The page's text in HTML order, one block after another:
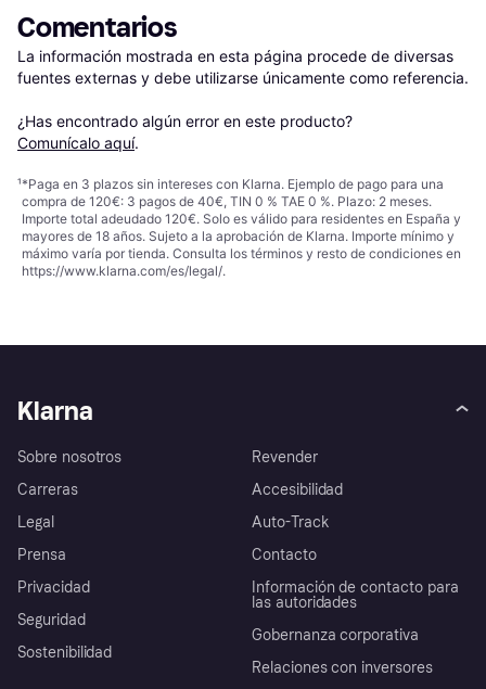
Comentarios
La información mostrada en esta página procede de diversas
fuentes externas y debe utilizarse únicamente como referencia.
¿Has encontrado algún error en este producto?
Comunícalo aquí.
¹*Paga en 3 plazos sin intereses con Klarna. Ejemplo de pago para una
compra de 120€: 3 pagos de 40€, TIN 0 % TAE 0 %. Plazo: 2 meses.
Importe total adeudado 120€. Solo es válido para residentes en España y
mayores de 18 años. Sujeto a la aprobación de Klarna. Importe mínimo y
máximo varía por tienda. Consulta los términos y resto de condiciones en
https://www.klarna.com/es/legal/.
Klarna
Sobre nosotros
Carreras
Legal
Prensa
Privacidad
Seguridad
Sostenibilidad
Revender
Accesibilidad
Auto-Track
Contacto
Información de contacto para
las autoridades
Gobernanza corporativa
Relaciones con inversores